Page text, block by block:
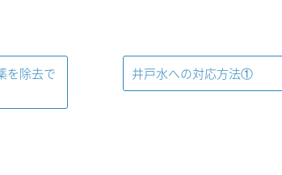
を除去で
井戸水への対応方法①